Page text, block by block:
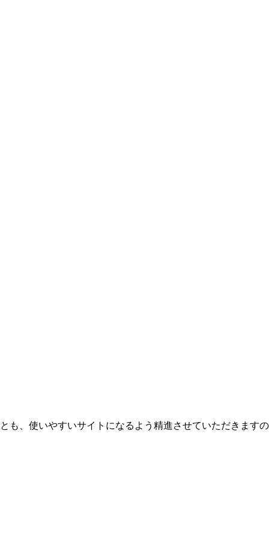
も、使いやすいサイトになるよう精進させていただきますの